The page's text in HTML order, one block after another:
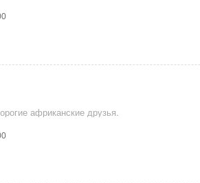
африканские друзья.